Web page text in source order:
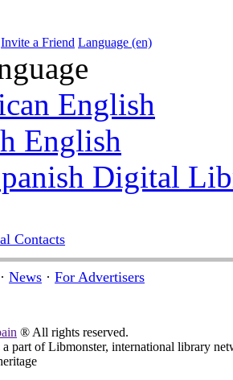
Invite a Friend Language (en)
English
English
Digital
Contacts
· News · For Advertisers
® All rights reserved.
part of Libmonster, international library